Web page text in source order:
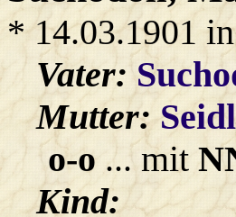
* 14.03.1901
Vater:
Mutter:
o-o ... mit
Kind: